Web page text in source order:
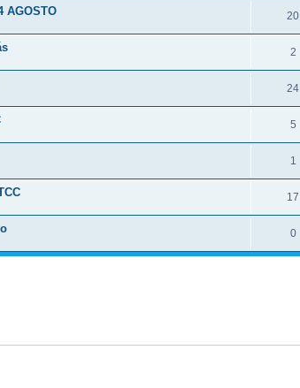
AGOSTO 20
2
24
5
1
17
0